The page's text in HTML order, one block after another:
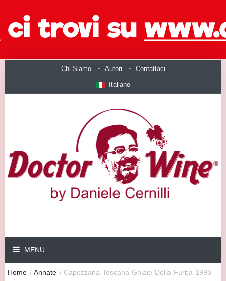
Chi Siamo Autori Contattaci
Italiano
MENU
Home / Annate / Capezzana-Toscana-Ghiaie-Della-Furba-1998